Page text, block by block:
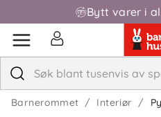
Bytt varer i
Barnerommet Interiør